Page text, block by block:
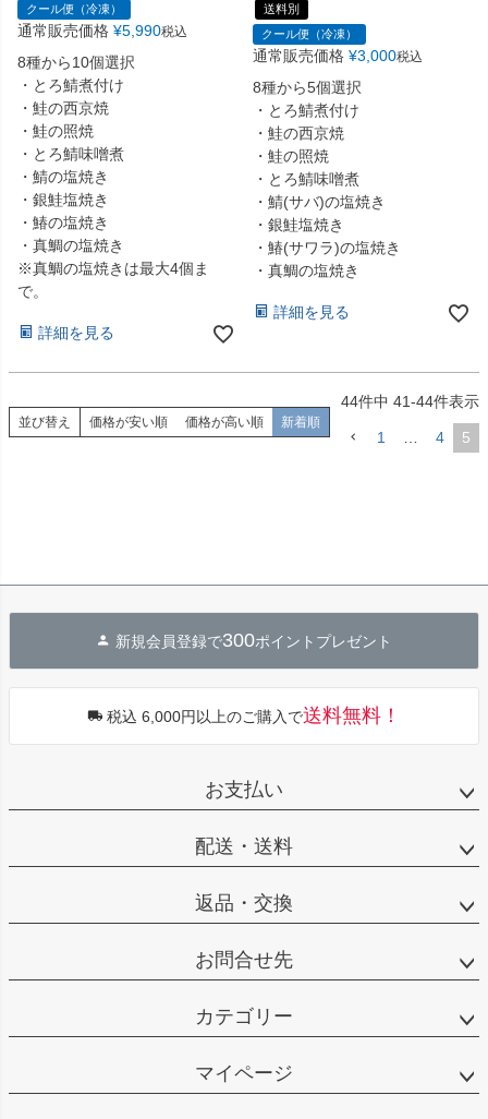
クール便（冷凍）
通常販売価格 ¥5,990税込
8種から10個選択
・とろ鯖煮付け
・鮭の西京焼
・鮭の照焼
・とろ鯖味噌煮
・鯖の塩焼き
・銀鮭塩焼き
・鰆の塩焼き
・真鯛の塩焼き
※真鯛の塩焼きは最大4個ま
で。
詳細を見る
送料別
クール便（冷凍）
通常販売価格 ¥3,000税込
8種から5個選択
・とろ鯖煮付け
・鮭の西京焼
・鮭の照焼
・とろ鯖味噌煮
・鯖(サバ)の塩焼き
・銀鮭塩焼き
・鰆(サワラ)の塩焼き
・真鯛の塩焼き
詳細を見る
並び替え 価格が安い順 価格が高い順 新着順
44件中 41-44件表示
1 4 5
新規会員登録で300ポイントプレゼント
税込 6,000円以上のご購入で送料無料！
お支払い
配送・送料
返品・交換
お問合せ先
カテゴリー
マイページ